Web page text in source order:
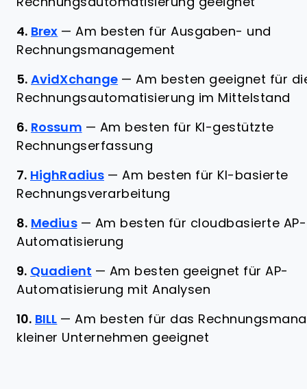
4. Brex —Am besten für Ausgaben- und
Rechnungsmanagement
5. AvidXchange —Am besten geeignet für
Rechnungsautomatisierung im Mittelstand
6. Rossum — Am besten für KI-gestützte
Rechnungserfassung
7. HighRadius — Am besten für KI-basierte
Rechnungsverarbeitung
8. Medius — Am besten für cloudbasierte AP-
Automatisierung
9. Quadient — Am besten geeignet für AP-
Automatisierung mit Analysen
10. BILL —Am besten für das
kleiner Unternehmen geeignet